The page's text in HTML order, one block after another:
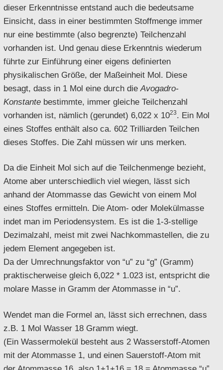
dieser Erkenntnisse entstand auch die bedeutsame
Einsicht, dass in einer bestimmten Stoffmenge immer
nur eine bestimmte (also begrenzte) Teilchenzahl
vorhanden ist. Und genau diese Erkenntnis wiederum
führte zur Einführung einer eigens definierten
physikalischen Größe, der Maßeinheit Mol. Diese
besagt, dass in 1 Mol eine durch die Avogadro-
Konstante bestimmte, immer gleiche Teilchenzahl
vorhanden ist, nämlich (gerundet) 6,022 x 1023
. Ein Mol
eines Stoffes enthält also ca. 602 Trilliarden Teilchen
dieses Stoffes. Die Zahl müssen wir uns merken.
Da die Einheit Mol sich auf die Teilchenmenge bezieht,
Atome aber unterschiedlich viel wiegen, lässt sich
anhand der Atommasse das Gewicht von einem Mol
eines Stoffes ermitteln. Die Atom- oder Molekülmasse
indet man im Periodensystem. Es ist die 1-3-stellige
Dezimalzahl, meist mit zwei Nachkommastellen, die zu
jedem Element angegeben ist.
Da der Umrechnungsfaktor von “u” zu “g” (Gramm)
praktischerweise gleich 6,022 * 1.023 ist, entspricht die
molare Masse in Gramm der Atommasse in “u”.
Wendet man die Formel an, lässt sich errechnen, dass
z.B. 1 Mol Wasser 18 Gramm wiegt.
(Ein Wassermolekül besteht aus 2 Wasserstoff-Atomen
mit der Atommasse 1, und einen Sauerstoff-Atom mit